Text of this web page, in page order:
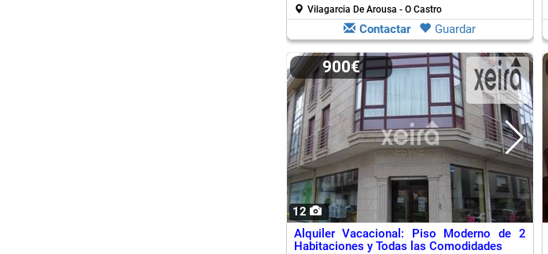
Vilagarcia De Arousa - O Castro
Contactar Guardar
12
900€
Alquiler Vacacional: Piso Moderno de 2
Habitaciones y Todas las Comodidades